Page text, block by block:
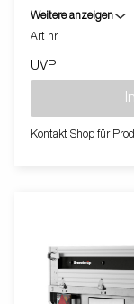
aus Stahl sind
machen es Dir
lediglich der
Weitere anzeigen
Art nr
UVP
Kontakt Shop für